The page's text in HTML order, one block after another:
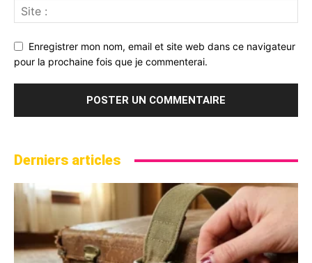
Enregistrer mon nom, email et site web dans ce navigateur
pour la prochaine fois que je commenterai.
Derniers articles